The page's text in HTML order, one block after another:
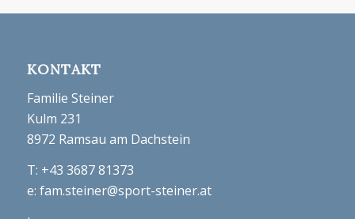
KONTAKT
Familie Steiner
Kulm 231
8972 Ramsau am Dachstein
T: +43 3687 81373
e: fam.steiner@sport-steiner.at